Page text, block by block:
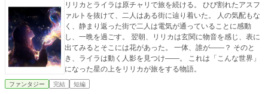
リリカとライラは原チャリで旅を続ける。 ひび割れたアスフ
ァルトを抜けて、二人はある街に辿り着いた。 人の気配もな
く、静まり返った街で二人は電気が通っていることに感動
し、一晩を過ごす。 翌朝、リリカは玄関に物音を感じ、表に
出てみるとそこには花があった。 一体、誰が――？ そのと
き、ライラは動く人影を見つけ――。 これは「こんな世界」
になった星の上をリリカが旅をする物語。
ファンタジー 完結 短編